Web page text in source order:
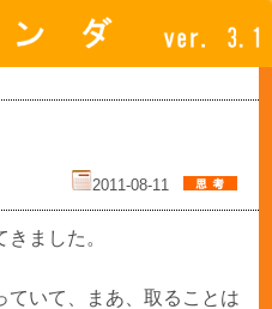
2011-08-11
ました。
ていて、まあ、取ることは